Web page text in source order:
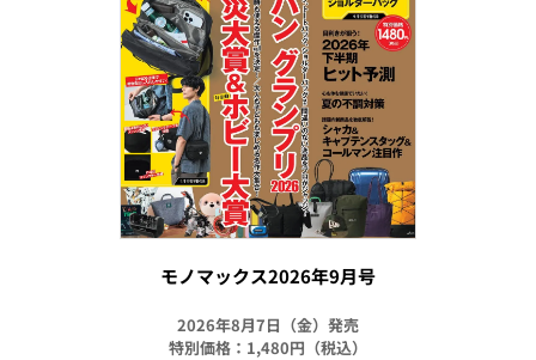
モノマックス2026年9月号
2026年8月7日（金）発売
特別価格：1,480円（税込）